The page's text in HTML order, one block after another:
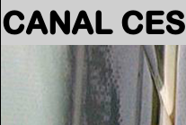
CANAL CES